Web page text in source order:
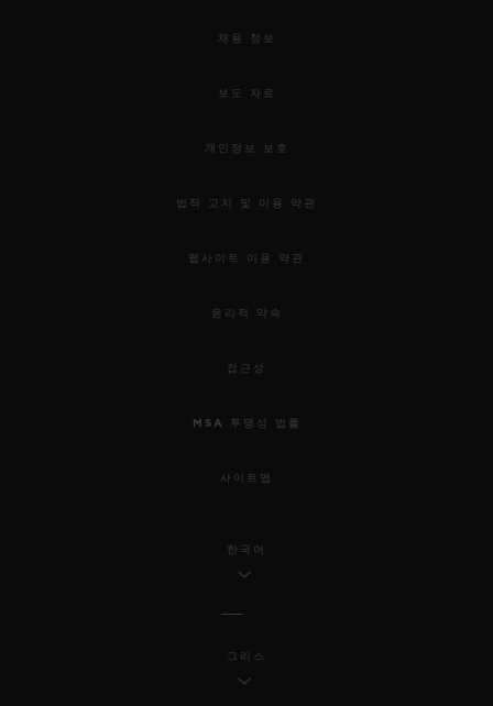
채용 정보
보도 자료
개인정보 보호
법적 고지 및 이용 약관
웹사이트 이용 약관
윤리적 약속
접근성
MSA 투명성 법률
사이트맵
한국어
그리스